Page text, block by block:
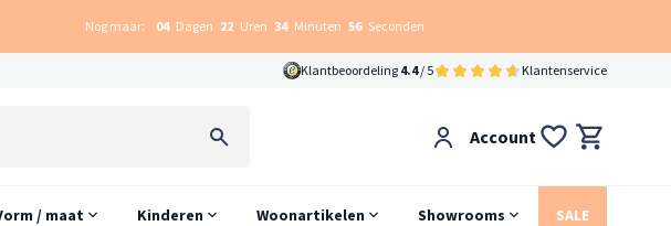
Nog maar: 04 Dagen 22 Uren 34 Minuten 55 Seconden
Klantbeoordeling 4.4/ 5 Klantenservice
Account
/ maat Kinderen Woonartikelen Showrooms SALE